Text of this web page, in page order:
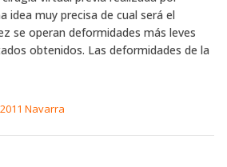
idea muy precisa de cual será el
se operan deformidades más leves
obtenidos. Las deformidades de la
Navarra